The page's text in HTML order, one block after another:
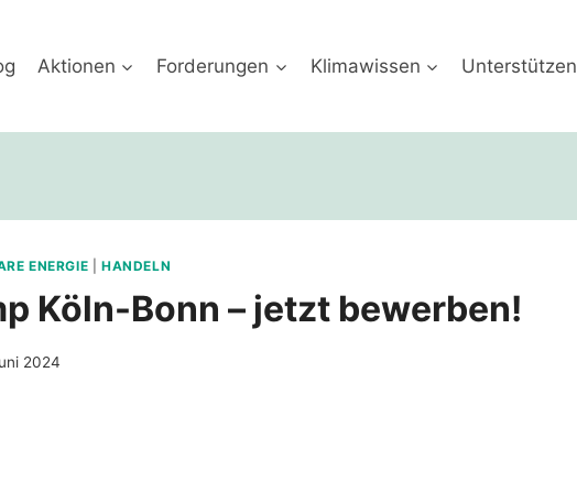
Aktionen Forderungen Klimawissen Unterstützen
ENERGIE |HANDELN
Köln-Bonn – jetzt bewerben!
2024